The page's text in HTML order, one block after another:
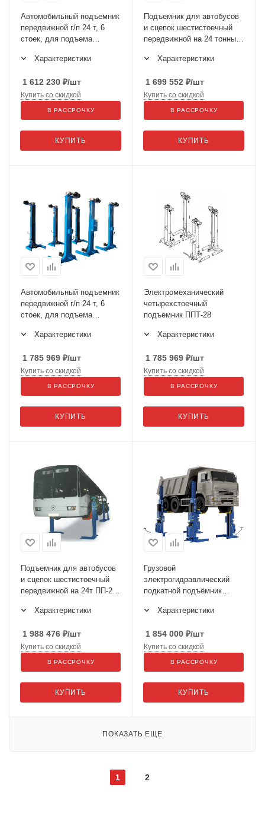
Автомобильный подъемник
передвижной г/п 24 т, 6
стоек, для подъема
поддомкратные площадки
Характеристики
1 612 230 ₽/шт
КУПИТЬ
Купить со скидкой
В РАССРОЧКУ
Подъемник для автобусов
и сцепок шестистоечный
передвижной на 24 тонны
Характеристики
1 699 552 ₽/шт
КУПИТЬ
Купить со скидкой
В РАССРОЧКУ
Автомобильный подъемник
передвижной г/п 24 т, 6
стоек, для подъема
поддомкратные площадки
Характеристики
1 785 969 ₽/шт
КУПИТЬ
Купить со скидкой
В РАССРОЧКУ
Электромеханический
четырехстоечный
подъемник ППТ-28
Характеристики
1 785 969 ₽/шт
КУПИТЬ
Купить со скидкой
В РАССРОЧКУ
Подъемник для автобусов
и сцепок шестистоечный
передвижной на 24т ПП-24
Характеристики
1 988 476 ₽/шт
КУПИТЬ
Купить со скидкой
В РАССРОЧКУ
Грузовой
электрогидравлический
подкатной подъёмник
Характеристики
1 854 000 ₽/шт
КУПИТЬ
Купить со скидкой
В РАССРОЧКУ
ПОКАЗАТЬ ЕЩЕ
1 2